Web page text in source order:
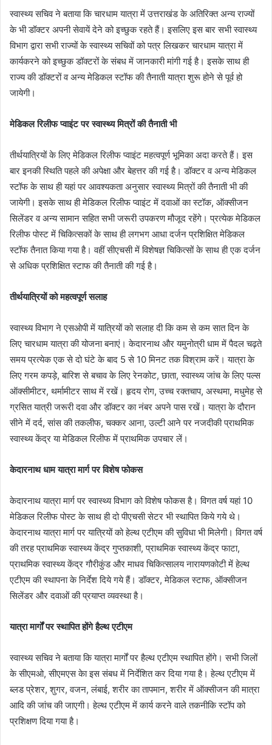
स्वास्थ्य सचिव ने बताया कि चारधाम यात्रा में उत्तराखंड के अतिरिक्त अन्य राज्यों
के भी डॉक्टर अपनी सेवायें देने को इच्छुक रहते हैं। इसलिए इस बार सभी स्वास्थ्य
विभाग द्वारा सभी राज्यों के स्वास्थ्य सचिवों को पत्र लिखकर चारधाम यात्रा में
कार्यकरने को इच्छुक डॉक्टरों के संबध में जानकारी मांगी गई है। इसके साथ ही
राज्य की डॉक्टरों व अन्य मेडिकल स्टॉफ की तैनाती यात्रा शुरू होने से पूर्व हो
जायेगी।
मेडिकल रिलीफ प्वाइंट पर स्वास्थ्य मित्रों की तैनाती भी
तीर्थयात्रियों के लिए मेडिकल रिलीफ प्वाइंट महत्वपूर्ण भूमिका अदा करते हैं। इस
बार इनकी स्थिति पहले की अपेक्षा और बेहत्तर की गई है। डॉक्टर व अन्य मेडिकल
स्टॉफ के साथ ही यहां पर आवश्यकता अनुसार स्वास्थ्य मित्रों की तैनाती भी की
जायेगी। इसके साथ ही मेडिकल रिलीफ प्वाइंट में दवाओं का स्टॉक, ऑक्सीजन
सिलेंडर व अन्य सामान सहित सभी जरूरी उपकरण मौजूद रहेंगे। प्रत्येक मेडिकल
रिलीफ पोस्ट में चिकित्सकों के साथ ही लगभग आधा दर्जन प्रशिक्षित मेडिकल
स्टॉफ तैनात किया गया है। वहीं सीएचसी में विशेषज्ञ चिकित्सों के साथ ही एक दर्जन
से अधिक प्रशिक्षित स्टाफ की तैनाती की गई है।
तीर्थयात्रियों को महत्वपूर्ण सलाह
स्वास्थ्य विभाग ने एसओपी में यात्रियों को सलाह दी कि कम से कम सात दिन के
लिए चारधाम यात्रा की योजना बनाएं। केदारनाथ और यमुनोत्री धाम में पैदल चढ़ते
समय प्रत्येक एक से दो घंटे के बाद 5 से 10 मिनट तक विश्राम करें। यात्रा के
लिए गरम कपड़े, बारिश से बचाव के लिए रेनकोट, छाता, स्वास्थ्य जांच के लिए पल्स
ऑक्सीमीटर, थर्मामीटर साथ में रखें। हृदय रोग, उच्च रक्तचाप, अस्थमा, मधुमेह से
ग्रसित यात्री जरूरी दवा और डॉक्टर का नंबर अपने पास रखें। यात्रा के दौरान
सीने में दर्द, सांस की तकलीफ, चक्कर आना, उल्टी आने पर नजदीकी प्राथमिक
स्वास्थ्य केंद्र या मेडिकल रिलीफ में प्राथमिक उपचार लें।
केदारनाथ धाम यात्रा मार्ग पर विशेष फोकस
केदारनाथ यात्रा मार्ग पर स्वास्थ्य विभाग को विशेष फोकस है। विगत वर्ष यहां 10
मेडिकल रिलीफ पोस्ट के साथ ही दो पीएचसी सेटर भी स्थापित किये गये थे।
केदारनाथ यात्रा मार्ग पर यात्रियों को हेल्थ एटीएम की सुविधा भी मिलेगी। विगत वर्ष
की तरह प्राथमिक स्वास्थ्य केंद्र गुप्तकाशी, प्राथमिक स्वास्थ्य केंद्र फाटा,
प्राथमिक स्वास्थ्य केंद्र गौरीकुंड और माधव चिकित्सालय नारायणकोटी में हेल्थ
एटीएम की स्थापना के निर्देश दिये गये हैं। डॉक्टर, मेडिकल स्टाफ, ऑक्सीजन
सिलेंडर और दवाओं की प्रयाप्त व्यवस्था है।
यात्रा मार्गों पर स्थापित होंगे हैल्थ एटीएम
स्वास्थ्य सचिव ने बताया कि यात्रा मार्गों पर हैल्थ एटीएम स्थापित होंगे। सभी जिलों
के सीएमओ, सीएमएस केा इस संबध में निर्देशित कर दिया गया है। हेल्थ एटीएम में
ब्लड प्रेशर, शुगर, वजन, लंबाई, शरीर का तापमान, शरीर में ऑक्सीजन की मात्रा
आदि की जांच की जाएगी। हेल्थ एटीएम में कार्य करने वाले तकनीकि स्टॉप को
प्रशिक्षण दिया गया है।